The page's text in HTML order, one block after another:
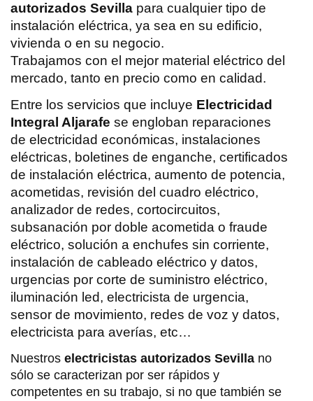
autorizados Sevilla para cualquier tipo de
instalación eléctrica, ya sea en su edificio,
vivienda o en su negocio.
Trabajamos con el mejor material eléctrico del
mercado, tanto en precio como en calidad.
Entre los servicios que incluye Electricidad
Integral Aljarafe se engloban reparaciones
de electricidad económicas, instalaciones
eléctricas, boletines de enganche, certificados
de instalación eléctrica, aumento de potencia,
acometidas, revisión del cuadro eléctrico,
analizador de redes, cortocircuitos,
subsanación por doble acometida o fraude
eléctrico, solución a enchufes sin corriente,
instalación de cableado eléctrico y datos,
urgencias por corte de suministro eléctrico,
iluminación led, electricista de urgencia,
sensor de movimiento, redes de voz y datos,
electricista para averías, etc…
Nuestros electricistas autorizados Sevilla no
sólo se caracterizan por ser rápidos y
competentes en su trabajo, si no que también se